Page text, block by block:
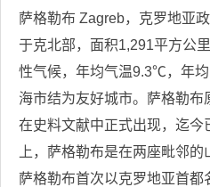
萨格勒布 Zagreb，克罗地亚
于克北部，面积1,291平方公
性气候，年均气温9.3℃，年
海市结为友好城市。萨格勒布
在史料文献中正式出现，迄今
上，萨格勒布是在两座毗邻
萨格勒布首次以克罗地亚首都